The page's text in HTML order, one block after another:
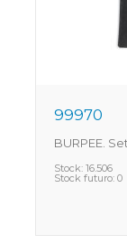
99970
BURPEE.
Stock: 16.506
Stock futuro: 0